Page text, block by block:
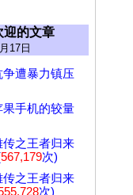
迎的文章
17日
遭暴力镇压
果手机的较量
之王者归来
567,179次)
之王者归来
次)